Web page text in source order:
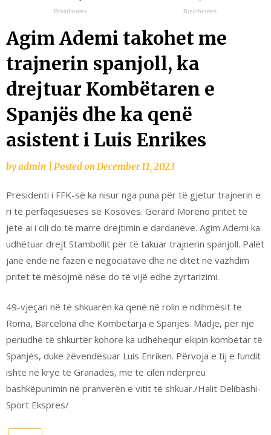
Agim Ademi takohet me
trajnerin spanjoll, ka
drejtuar Kombëtaren e
Spanjës dhe ka qenë
asistent i Luis Enrikes
byadmin Posted onDecember 11, 2023
Presidenti i FFK-së ka nisur nga puna për të gjetur trajnerin e
ri të përfaqësueses së Kosovës. Gerard Moreno pritet të
jetë ai i cili do të marrë drejtimin e dardanëve. Agim Ademi ka
udhëtuar drejt Stambollit për të takuar trajnerin spanjoll. Palët
janë ende në fazën e negociatave dhe në ditët në vazhdim
pritet të mësojmë nëse do të vijë edhe zyrtarizimi.
49-vjeçari në të shkuarën ka qenë në rolin e ndihmësit te
Roma, Barcelona dhe Kombëtarja e Spanjës. Madje, për një
periudhë të shkurtër kohore ka udhëhequr ekipin kombëtar të
Spanjës, duke zëvendësuar Luis Enriken. Përvoja e tij e fundit
ishte në krye të Granadës, me të cilën ndërpreu
bashkëpunimin në pranverën e vitit të shkuar./Halit Delibashi-
Sport Ekspres/